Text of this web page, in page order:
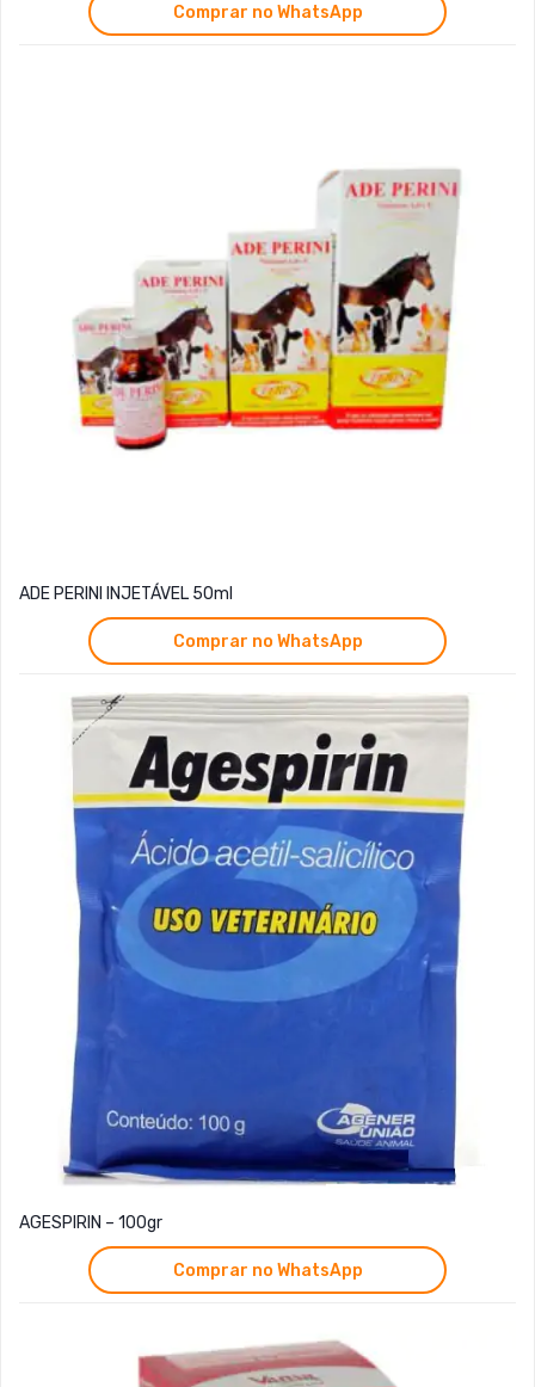
Comprar no WhatsApp
ADE PERINI INJETÁVEL 50ml
Comprar no WhatsApp
AGESPIRIN – 100gr
Comprar no WhatsApp